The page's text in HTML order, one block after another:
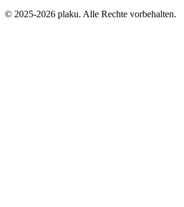
© 2025-2026 plaku. Alle Rechte vorbehalten.